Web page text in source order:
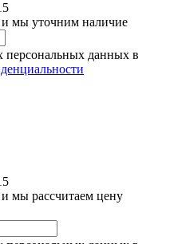
мы уточним наличие
персональных данных в
мы рассчитаем цену